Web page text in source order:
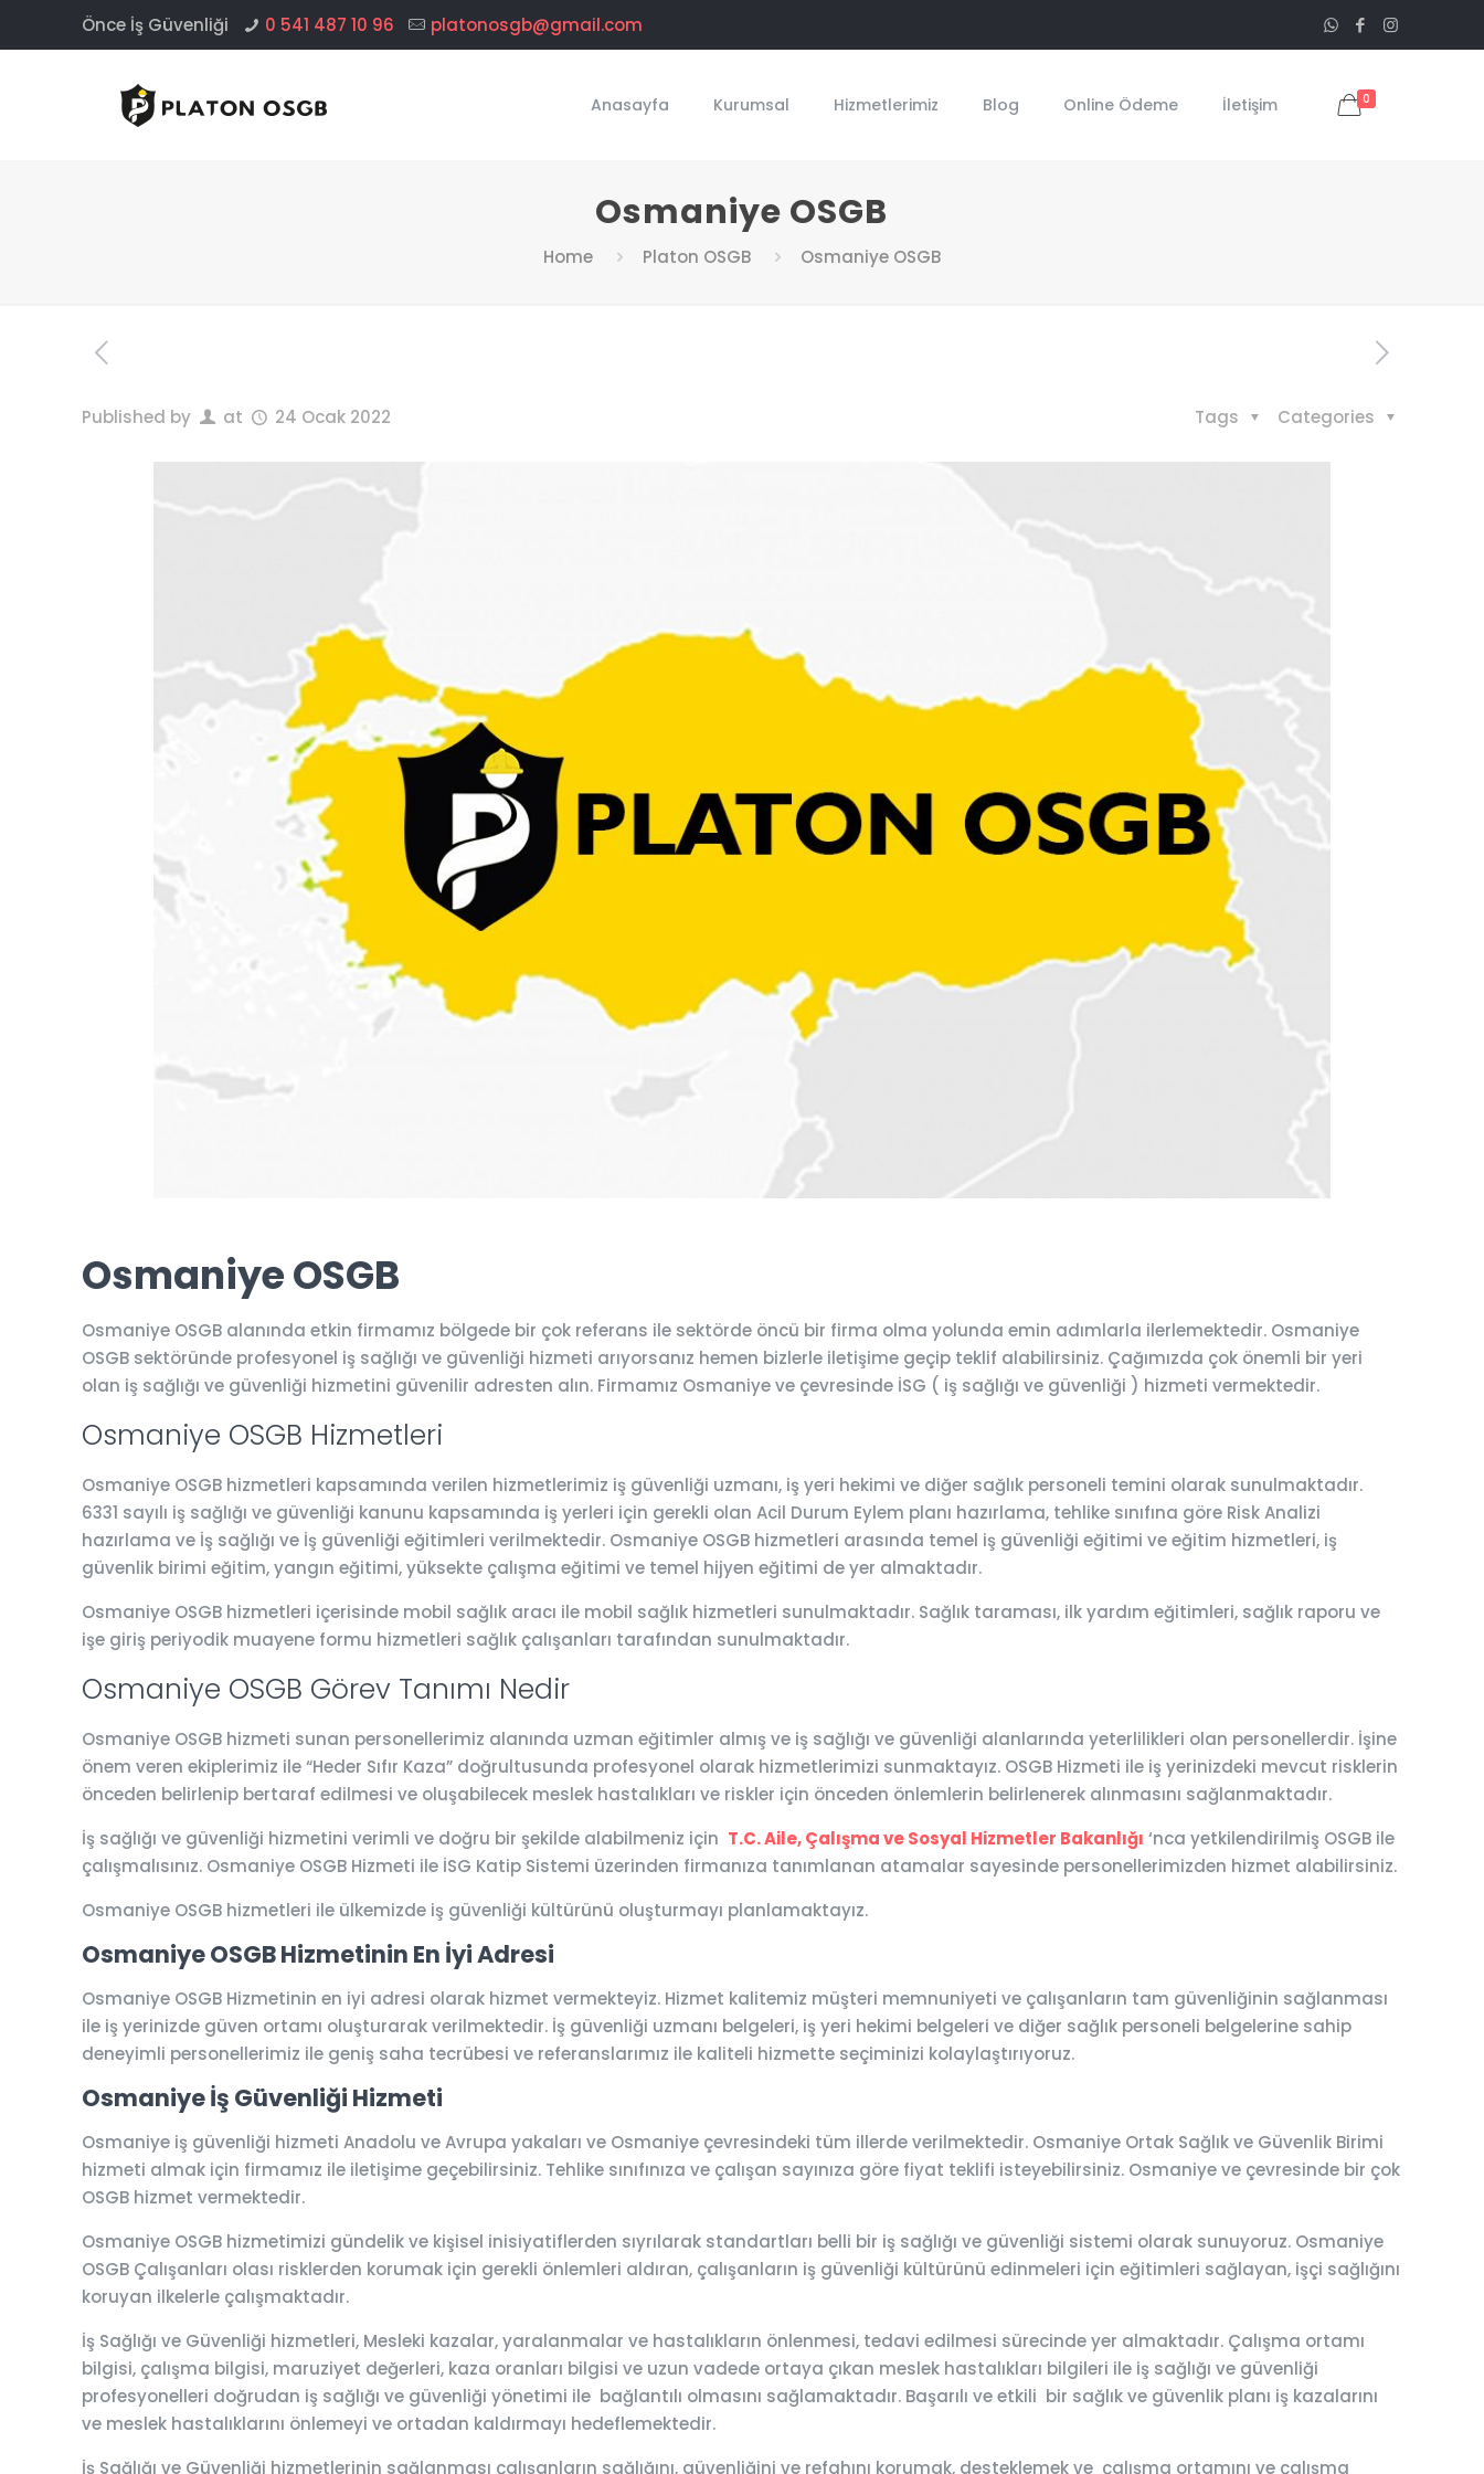
Önce İş Güvenliği 0 541 487 10 96 platonosgb@gmail.com
Anasayfa Kurumsal Hizmetlerimiz Blog Online Ödeme İletişim 0
Osmaniye OSGB
Home Platon OSGB Osmaniye OSGB
Published by at 24 Ocak 2022 Categories
Tags
Osmaniye OSGB
Osmaniye OSGB alanında etkin firmamız bölgede bir çok referans ile sektörde öncü bir firma olma yolunda emin adımlarla ilerlemektedir. Osmaniye
OSGB sektöründe profesyonel iş sağlığı ve güvenliği hizmeti arıyorsanız hemen bizlerle iletişime geçip teklif alabilirsiniz. Çağımızda çok önemli bir yeri
olan iş sağlığı ve güvenliği hizmetini güvenilir adresten alın. Firmamız Osmaniye ve çevresinde İSG ( iş sağlığı ve güvenliği ) hizmeti vermektedir.
Osmaniye OSGB Hizmetleri
Osmaniye OSGB hizmetleri kapsamında verilen hizmetlerimiz iş güvenliği uzmanı, iş yeri hekimi ve diğer sağlık personeli temini olarak sunulmaktadır.
6331 sayılı iş sağlığı ve güvenliği kanunu kapsamında iş yerleri için gerekli olan Acil Durum Eylem planı hazırlama, tehlike sınıfına göre Risk Analizi
hazırlama ve İş sağlığı ve İş güvenliği eğitimleri verilmektedir. Osmaniye OSGB hizmetleri arasında temel iş güvenliği eğitimi ve eğitim hizmetleri, iş
güvenlik birimi eğitim, yangın eğitimi, yüksekte çalışma eğitimi ve temel hijyen eğitimi de yer almaktadır.
Osmaniye OSGB hizmetleri içerisinde mobil sağlık aracı ile mobil sağlık hizmetleri sunulmaktadır. Sağlık taraması, ilk yardım eğitimleri, sağlık raporu ve
işe giriş periyodik muayene formu hizmetleri sağlık çalışanları tarafından sunulmaktadır.
Osmaniye OSGB Görev Tanımı Nedir
Osmaniye OSGB hizmeti sunan personellerimiz alanında uzman eğitimler almış ve iş sağlığı ve güvenliği alanlarında yeterlilikleri olan personellerdir. İşine
önem veren ekiplerimiz ile “Heder Sıfır Kaza” doğrultusunda profesyonel olarak hizmetlerimizi sunmaktayız. OSGB Hizmeti ile iş yerinizdeki mevcut risklerin
önceden belirlenip bertaraf edilmesi ve oluşabilecek meslek hastalıkları ve riskler için önceden önlemlerin belirlenerek alınmasını sağlanmaktadır.
İş sağlığı ve güvenliği hizmetini verimli ve doğru bir şekilde alabilmeniz için T.C. Aile, Çalışma ve Sosyal Hizmetler Bakanlığı ‘nca yetkilendirilmiş OSGB ile
çalışmalısınız. Osmaniye OSGB Hizmeti ile İSG Katip Sistemi üzerinden firmanıza tanımlanan atamalar sayesinde personellerimizden hizmet alabilirsiniz.
Osmaniye OSGB hizmetleri ile ülkemizde iş güvenliği kültürünü oluşturmayı planlamaktayız.
Osmaniye OSGB Hizmetinin En İyi Adresi
Osmaniye OSGB Hizmetinin en iyi adresi olarak hizmet vermekteyiz. Hizmet kalitemiz müşteri memnuniyeti ve çalışanların tam güvenliğinin sağlanması
ile iş yerinizde güven ortamı oluşturarak verilmektedir. İş güvenliği uzmanı belgeleri, iş yeri hekimi belgeleri ve diğer sağlık personeli belgelerine sahip
deneyimli personellerimiz ile geniş saha tecrübesi ve referanslarımız ile kaliteli hizmette seçiminizi kolaylaştırıyoruz.
Osmaniye İş Güvenliği Hizmeti
Osmaniye iş güvenliği hizmeti Anadolu ve Avrupa yakaları ve Osmaniye çevresindeki tüm illerde verilmektedir. Osmaniye Ortak Sağlık ve Güvenlik Birimi
hizmeti almak için firmamız ile iletişime geçebilirsiniz. Tehlike sınıfınıza ve çalışan sayınıza göre fiyat teklifi isteyebilirsiniz. Osmaniye ve çevresinde bir çok
OSGB hizmet vermektedir.
Osmaniye OSGB hizmetimizi gündelik ve kişisel inisiyatiflerden sıyrılarak standartları belli bir iş sağlığı ve güvenliği sistemi olarak sunuyoruz. Osmaniye
OSGB Çalışanları olası risklerden korumak için gerekli önlemleri aldıran, çalışanların iş güvenliği kültürünü edinmeleri için eğitimleri sağlayan, işçi sağlığını
koruyan ilkelerle çalışmaktadır.
İş Sağlığı ve Güvenliği hizmetleri, Mesleki kazalar, yaralanmalar ve hastalıkların önlenmesi, tedavi edilmesi sürecinde yer almaktadır. Çalışma ortamı
bilgisi, çalışma bilgisi, maruziyet değerleri, kaza oranları bilgisi ve uzun vadede ortaya çıkan meslek hastalıkları bilgileri ile iş sağlığı ve güvenliği
profesyonelleri doğrudan iş sağlığı ve güvenliği yönetimi ile bağlantılı olmasını sağlamaktadır. Başarılı ve etkili bir sağlık ve güvenlik planı iş kazalarını
ve meslek hastalıklarını önlemeyi ve ortadan kaldırmayı hedeflemektedir.
İş Sağlığı ve Güvenliği hizmetlerinin sağlanması çalışanların sağlığını, güvenliğini ve refahını korumak, desteklemek ve çalışma ortamını ve çalışma